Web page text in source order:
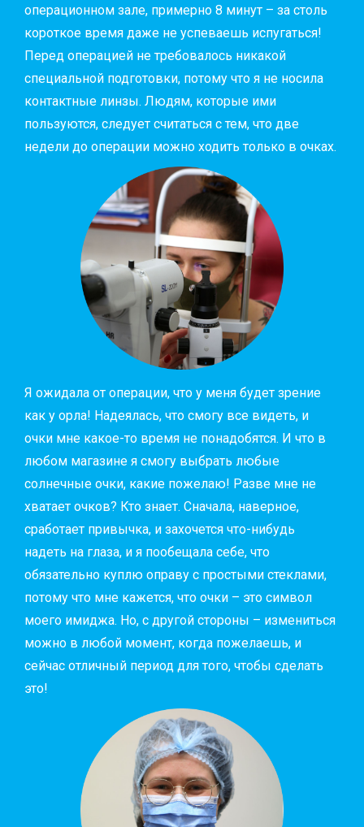
операционном зале, примерно 8 минут – за столь
короткое время даже не успеваешь испугаться!
Перед операцией не требовалось никакой
специальной подготовки, потому что я не носила
контактные линзы. Людям, которые ими
пользуются, следует считаться с тем, что две
недели до операции можно ходить только в очках.
Я ожидала от операции, что у меня будет зрение
как у орла! Надеялась, что смогу все видеть, и
очки мне какое-то время не понадобятся. И что в
любом магазине я смогу выбрать любые
солнечные очки, какие пожелаю! Разве мне не
хватает очков? Кто знает. Сначала, наверное,
сработает привычка, и захочется что-нибудь
надеть на глаза, и я пообещала себе, что
обязательно куплю оправу с простыми стеклами,
потому что мне кажется, что очки – это символ
моего имиджа. Но, с другой стороны – измениться
можно в любой момент, когда пожелаешь, и
сейчас отличный период для того, чтобы сделать
это!